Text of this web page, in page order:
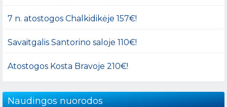
7 n. atostogos Chalkidikėje 157€!
Savaitgalis Santorino saloje 110€!
Atostogos Kosta Bravoje 210€!
Naudingos nuorodos